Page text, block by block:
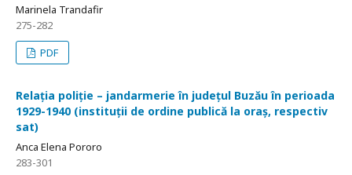
Marinela Trandafir
275-282
PDF
Relația poliție – jandarmerie în județul Buzău în perioada
1929-1940 (instituții de ordine publică la oraș, respectiv
sat)
Anca Elena Pororo
283-301